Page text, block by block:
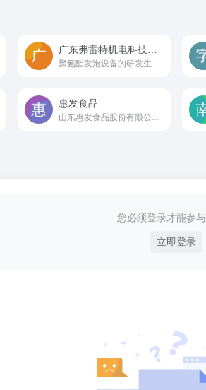
广东弗雷特机电科技有限公司
惠发食品
您必须登录才能参与
立即登录